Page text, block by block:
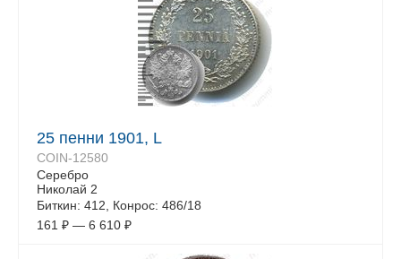
25 пенни 1901, L
COIN-12580
Серебро
Николай 2
Биткин: 412, Конрос: 486/18
161 ₽ — 6 610 ₽